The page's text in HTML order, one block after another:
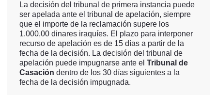
La decisión del tribunal de primera instancia puede
ser apelada ante el tribunal de apelación, siempre
que el importe de la reclamación supere los
1.000,00 dinares iraquíes. El plazo para interponer
recurso de apelación es de 15 días a partir de la
fecha de la decisión. La decisión del tribunal de
apelación puede impugnarse ante el Tribunal de
Casación dentro de los 30 días siguientes a la
fecha de la decisión impugnada.